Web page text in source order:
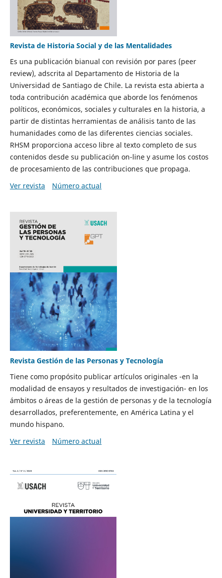
Revista de Historia Social y de las Mentalidades
Es una publicación bianual con revisión por pares (peer
review), adscrita al Departamento de Historia de la
Universidad de Santiago de Chile. La revista esta abierta a
toda contribución académica que aborde los fenómenos
políticos, económicos, sociales y culturales en la historia, a
partir de distintas herramientas de análisis tanto de las
humanidades como de las diferentes ciencias sociales.
RHSM proporciona acceso libre al texto completo de sus
contenidos desde su publicación on-line y asume los costos
de procesamiento de las contribuciones que propaga.
Ver revista
Número actual
Revista Gestión de las Personas y Tecnología
Tiene como propósito publicar artículos originales -en la
modalidad de ensayos y resultados de investigación- en los
ámbitos o áreas de la gestión de personas y de la tecnología
desarrollados, preferentemente, en América Latina y el
mundo hispano.
Ver revista
Número actual